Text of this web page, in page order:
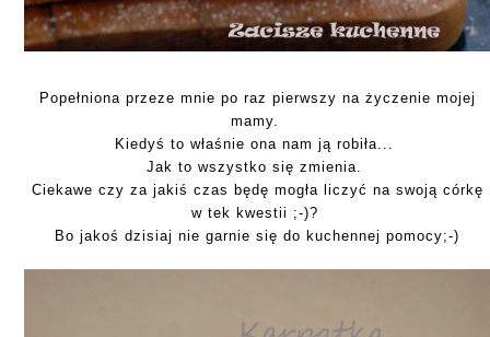
Popełniona przeze mnie po raz pierwszy na życzenie mojej
mamy.
Kiedyś to właśnie ona nam ją robiła...
Jak to wszystko się zmienia.
Ciekawe czy za jakiś czas będę mogła liczyć na swoją córkę
w tek kwestii ;-)?
Bo jakoś dzisiaj nie garnie się do kuchennej pomocy;-)